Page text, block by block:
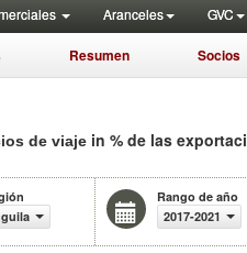
Aranceles GVC
Resumen Socios
de viaje in % de las
Rango de año
2017-2021